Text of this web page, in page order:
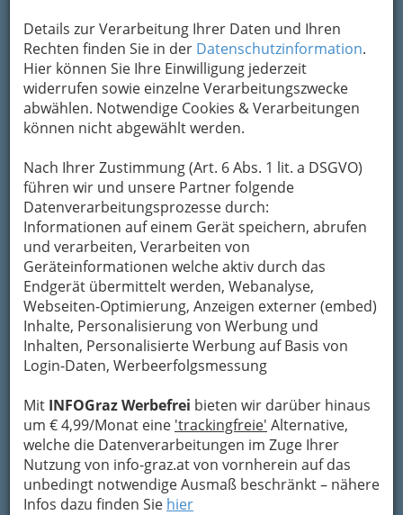
Details zur Verarbeitung Ihrer Daten und Ihren
Rechten finden Sie in der Datenschutzinformation.
Hier können Sie Ihre Einwilligung jederzeit
widerrufen sowie einzelne Verarbeitungszwecke
abwählen. Notwendige Cookies & Verarbeitungen
können nicht abgewählt werden.
Nach Ihrer Zustimmung (Art. 6 Abs. 1 lit. a DSGVO)
führen wir und unsere Partner folgende
Datenverarbeitungsprozesse durch:
Informationen auf einem Gerät speichern, abrufen
und verarbeiten, Verarbeiten von
Geräteinformationen welche aktiv durch das
Endgerät übermittelt werden, Webanalyse,
Webseiten-Optimierung, Anzeigen externer (embed)
Inhalte, Personalisierung von Werbung und
Inhalten, Personalisierte Werbung auf Basis von
Login-Daten, Werbeerfolgsmessung
Mit INFOGraz Werbefrei bieten wir darüber hinaus
um € 4,99/Monat eine 'trackingfreie' Alternative,
welche die Datenverarbeitungen im Zuge Ihrer
Nutzung von info-graz.at von vornherein auf das
unbedingt notwendige Ausmaß beschränkt – nähere
Infos dazu finden Sie hier
Navigation
Elektrotechnik
Installationstechnik in Graz
und Graz Umgebung
Bauphysiker und Bauphysikerin
Bautechnik
Bergwesen
Biologie